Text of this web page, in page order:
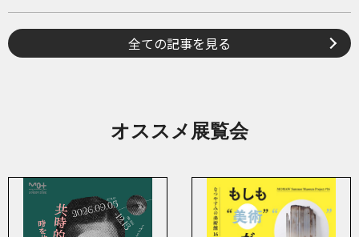
全ての記事を見る
オススメ展覧会